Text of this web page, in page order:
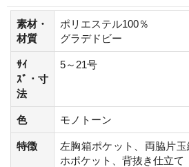
素材・
材質
ポリエステル100％
グラデドビー
ｻｲ
ｽﾞ・寸
法
5～21号
色 モノトーン
特徴
左胸箱ポケット、両脇片
ホポケット、背抜き仕立て